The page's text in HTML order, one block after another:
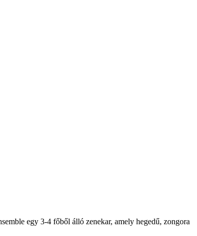
egy 3-4 főből álló zenekar, amely hegedű, zongora